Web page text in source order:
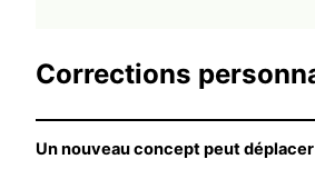
Corrections
Un nouveau concept peut